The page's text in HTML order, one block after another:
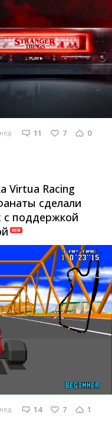
11 7 0
Virtua Racing
сделали
с поддержкой
14 7 1